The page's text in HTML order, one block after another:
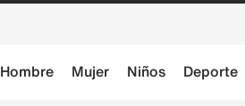
Hombre Mujer Niños Deporte